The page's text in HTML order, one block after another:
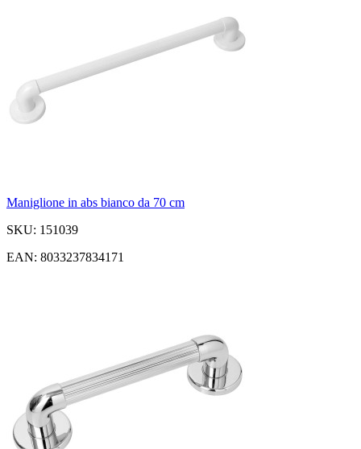
Maniglione in abs bianco da 70 cm
SKU: 151039
EAN: 8033237834171